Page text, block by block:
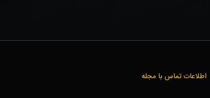
اطلاعات تماس با مجله